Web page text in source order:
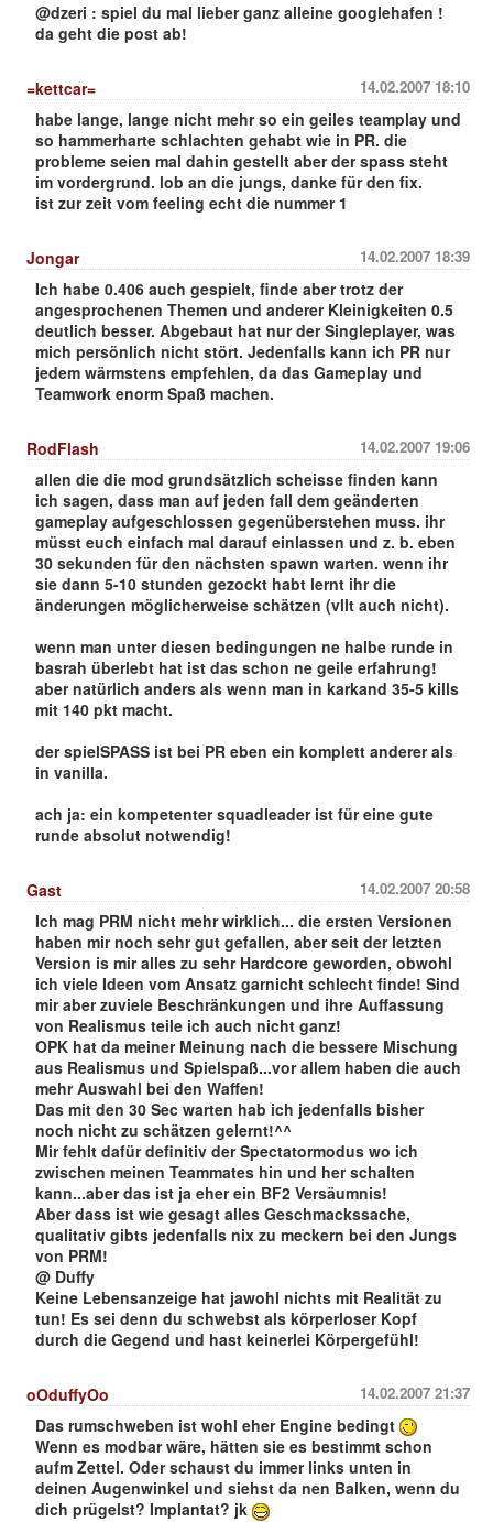
@dzeri : spiel du mal lieber ganz alleine googlehafen !
da geht die post ab!
14.02.2007 18:10
=kettcar=
habe lange, lange nicht mehr so ein geiles teamplay und
so hammerharte schlachten gehabt wie in PR. die
probleme seien mal dahin gestellt aber der spass steht
im vordergrund. lob an die jungs, danke für den fix.
ist zur zeit vom feeling echt die nummer 1
14.02.2007 18:39
Jongar
Ich habe 0.406 auch gespielt, finde aber trotz der
angesprochenen Themen und anderer Kleinigkeiten 0.5
deutlich besser. Abgebaut hat nur der Singleplayer, was
mich persönlich nicht stört. Jedenfalls kann ich PR nur
jedem wärmstens empfehlen, da das Gameplay und
Teamwork enorm Spaß machen.
14.02.2007 19:06
RodFlash
allen die die mod grundsätzlich scheisse finden kann
ich sagen, dass man auf jeden fall dem geänderten
gameplay aufgeschlossen gegenüberstehen muss. ihr
müsst euch einfach mal darauf einlassen und z. b. eben
30 sekunden für den nächsten spawn warten. wenn ihr
sie dann 5-10 stunden gezockt habt lernt ihr die
änderungen möglicherweise schätzen (vllt auch nicht).
wenn man unter diesen bedingungen ne halbe runde in
basrah überlebt hat ist das schon ne geile erfahrung!
aber natürlich anders als wenn man in karkand 35-5 kills
mit 140 pkt macht.
der spielSPASS ist bei PR eben ein komplett anderer als
in vanilla.
ach ja: ein kompetenter squadleader ist für eine gute
runde absolut notwendig!
14.02.2007 20:58
Gast
Ich mag PRM nicht mehr wirklich... die ersten Versionen
haben mir noch sehr gut gefallen, aber seit der letzten
Version is mir alles zu sehr Hardcore geworden, obwohl
ich viele Ideen vom Ansatz garnicht schlecht finde! Sind
mir aber zuviele Beschränkungen und ihre Auffassung
von Realismus teile ich auch nicht ganz!
OPK hat da meiner Meinung nach die bessere Mischung
aus Realismus und Spielspaß...vor allem haben die auch
mehr Auswahl bei den Waffen!
Das mit den 30 Sec warten hab ich jedenfalls bisher
noch nicht zu schätzen gelernt!^^
Mir fehlt dafür definitiv der Spectatormodus wo ich
zwischen meinen Teammates hin und her schalten
kann...aber das ist ja eher ein BF2 Versäumnis!
Aber dass ist wie gesagt alles Geschmackssache,
qualitativ gibts jedenfalls nix zu meckern bei den Jungs
von PRM!
@ Duffy
Keine Lebensanzeige hat jawohl nichts mit Realität zu
tun! Es sei denn du schwebst als körperloser Kopf
durch die Gegend und hast keinerlei Körpergefühl!
14.02.2007 21:37
oOduffyOo
Das rumschweben ist wohl eher Engine bedingt
Wenn es modbar wäre, hätten sie es bestimmt schon
aufm Zettel. Oder schaust du immer links unten in
deinen Augenwinkel und siehst da nen Balken, wenn du
dich prügelst? Implantat? jk